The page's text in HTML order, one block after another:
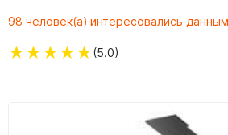
98 человек(а) интересовались
★★★★★(5.0)